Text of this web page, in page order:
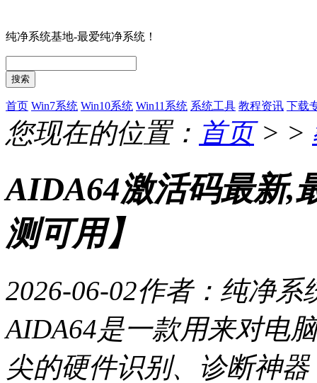
纯净系统基地-最爱纯净系统！
搜索
首页 Win7系统 Win10系统 Win11系统 系统工具 教程资讯 下载
您现在的位置： 首页> >
AIDA64激活码最新,
测可用】
2026-06-02作者：纯净系
AIDA64是一款用来对电
尖的硬件识别、诊断神